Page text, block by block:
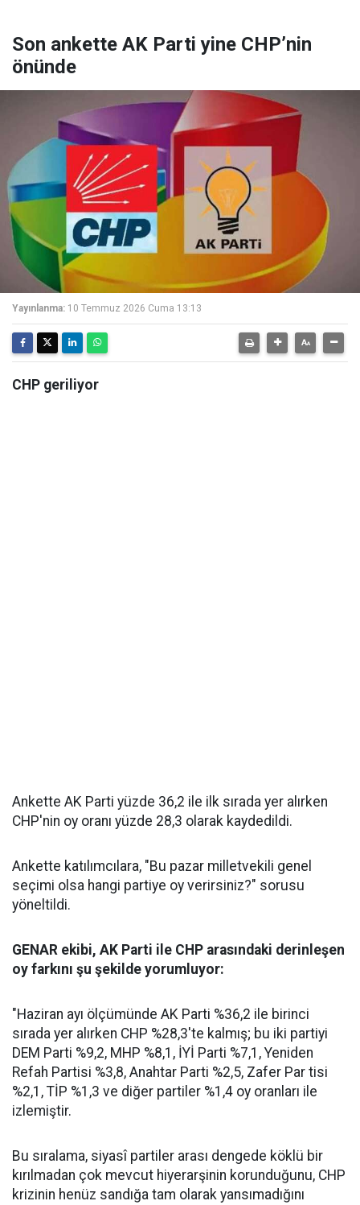
Son ankette AK Parti yine CHP’nin
önünde
Yayınlanma: 10 Temmuz 2026 Cuma 13:13
CHP geriliyor
Ankette AK Parti yüzde 36,2 ile ilk sırada yer alırken
CHP'nin oy oranı yüzde 28,3 olarak kaydedildi.
Ankette katılımcılara, "Bu pazar milletvekili genel
seçimi olsa hangi partiye oy verirsiniz?" sorusu
yöneltildi.
GENAR ekibi, AK Parti ile CHP arasındaki derinleşen
oy farkını şu şekilde yorumluyor:
"Haziran ayı ölçümünde AK Parti %36,2 ile birinci
sırada yer alırken CHP %28,3'te kalmış; bu iki partiyi
DEM Parti %9,2, MHP %8,1, İYİ Parti %7,1, Yeniden
Refah Partisi %3,8, Anahtar Parti %2,5, Zafer Par tisi
%2,1, TİP %1,3 ve diğer partiler %1,4 oy oranları ile
izlemiştir.
Bu sıralama, siyasî partiler arası dengede köklü bir
kırılmadan çok mevcut hiyerarşinin korunduğunu, CHP
krizinin henüz sandığa tam olarak yansımadığını